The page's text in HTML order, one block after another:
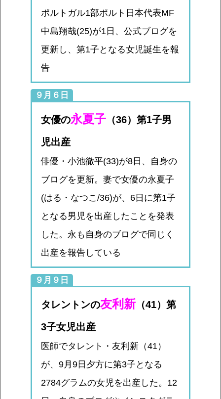
ポルトガル1部ポルト日本代表MF
中島翔哉(25)が1日、公式ブログを
更新し、第1子となる女児誕生を報
告
９月６日
女優の永夏子 （36）第1子男
児出産
俳優・小池徹平(33)が8日、自身の
ブログを更新。妻で女優の永夏子
(はる・なつこ/36)が、6日に第1子
となる男児を出産したことを発表
した。永も自身のブログで同じく
出産を報告している
９月９日
タレントンの友利新 （41）第
3子女児出産
医師でタレント・友利新（41）
が、9月9日夕方に第3子となる
2784グラムの女児を出産した。12